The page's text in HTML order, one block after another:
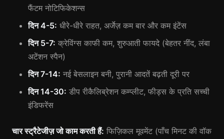
फैंटम नोटिफिकेशन्स
दिन 4-5: धीरे-धीरे राहत, अर्जेज़ कम बार और कम इंटेंस
दिन 5-7: क्रेविंग्स काफी कम, शुरुआती फायदे (बेहतर नींद, लंबा
अटेंशन स्पैन)
दिन 7-14: नई बेसलाइन बनी, पुरानी आदतें बढ़ती दूरी पर
दिन 14-30: डीप रीकैलिब्रेशन कम्प्लीट, फीड्स के प्रति सच्ची
इंडिफरेंस
चार स्ट्रैटेजीज़ जो काम करती हैं: फिज़िकल मूवमेंट (पाँच मिनट की वॉक